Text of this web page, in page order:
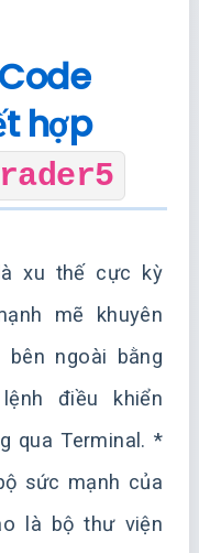
hợp
xu thế cực kỳ
mẽ khuyên
ngoài bằng
điều khiển
qua Terminal. *
sức mạnh của
là bộ thư viện